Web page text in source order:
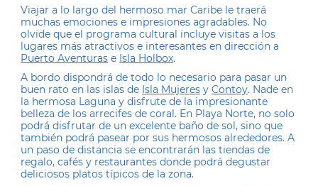
Viajar a lo largo del hermoso mar Caribe le traerá
muchas emociones e impresiones agradables. No
olvide que el programa cultural incluye visitas a los
lugares más atractivos e interesantes en dirección a
Puerto Aventuras e Isla Holbox.
A bordo dispondrá de todo lo necesario para pasar un
buen rato en las islas de Isla Mujeres yContoy. Nade en
la hermosa Laguna y disfrute de la impresionante
belleza de los arrecifes de coral. En Playa Norte, no solo
podrá disfrutar de un excelente baño de sol, sino que
también podrá pasear por sus hermosos alrededores. A
un paso de distancia se encontrarán las tiendas de
regalo, cafés y restaurantes donde podrá degustar
deliciosos platos típicos de la zona.